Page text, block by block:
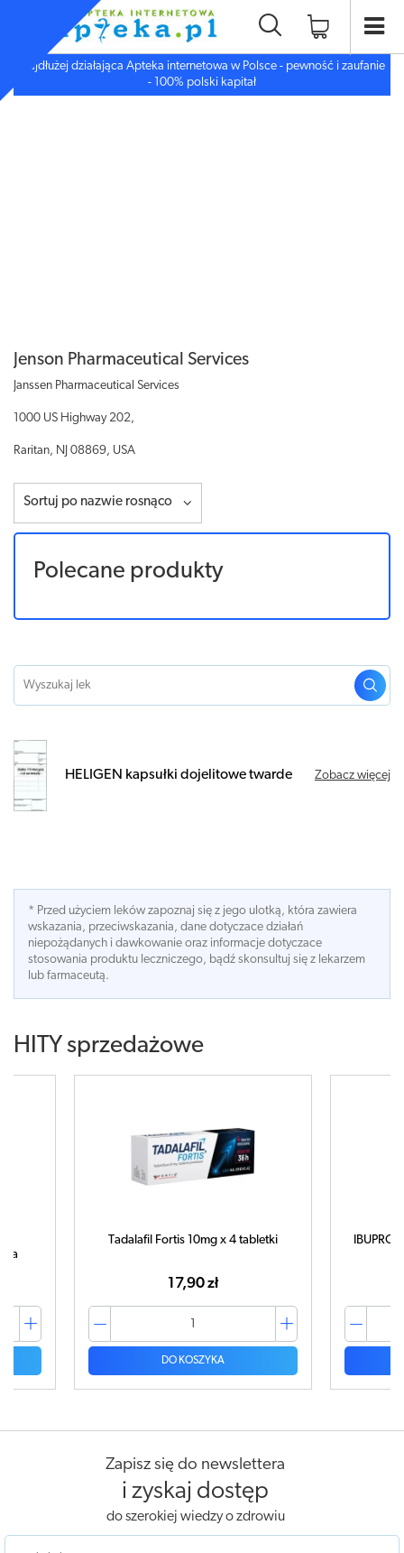
Najdłużej działająca Apteka internetowa w Polsce - pewność i zaufanie
- 100% polski kapitał
Jenson Pharmaceutical Services
Janssen Pharmaceutical Services
1000 US Highway 202,
Raritan, NJ 08869, USA
Sortuj po nazwie rosnąco
Polecane produkty
HELIGEN kapsułki dojelitowe twarde Zobacz więcej
* Przed użyciem leków zapoznaj się z jego ulotką, która zawiera
wskazania, przeciwskazania, dane dotyczace działań
niepożądanych i dawkowanie oraz informacje dotyczace
stosowania produktu leczniczego, bądź skonsultuj się z lekarzem
lub farmaceutą.
HITY sprzedażowe
Tadalafil Fortis 10mg x 4 tabletki
17,90 zł
DO KOSZYKA
Zapisz się do newslettera
i zyskaj dostęp
do szerokiej wiedzy o zdrowiu